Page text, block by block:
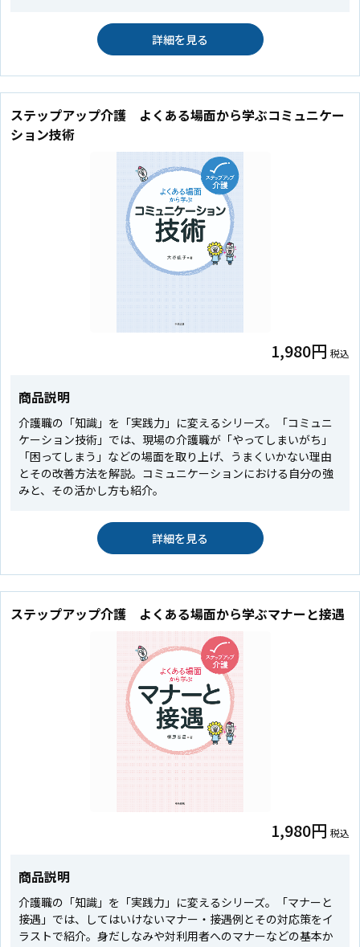
詳細を見る
ステップアップ介護 よくある場面から学ぶコミュニケー
ション技術
1,980円 税込
商品説明
介護職の「知識」を「実践力」に変えるシリーズ。「コミュニ
ケーション技術」では、現場の介護職が「やってしまいがち」
「困ってしまう」などの場面を取り上げ、うまくいかない理由
とその改善方法を解説。コミュニケーションにおける自分の強
みと、その活かし方も紹介。
詳細を見る
ステップアップ介護 よくある場面から学ぶマナーと接遇
1,980円 税込
商品説明
介護職の「知識」を「実践力」に変えるシリーズ。「マナーと
接遇」では、してはいけないマナー・接遇例とその対応策をイ
ラストで紹介。身だしなみや対利用者へのマナーなどの基本か